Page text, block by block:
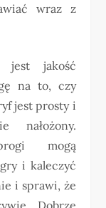
wraz z
jest jakość
na to, czy
jest prosty i
nałożony.
mogą
i kaleczyć
i sprawi, że
Dobrze